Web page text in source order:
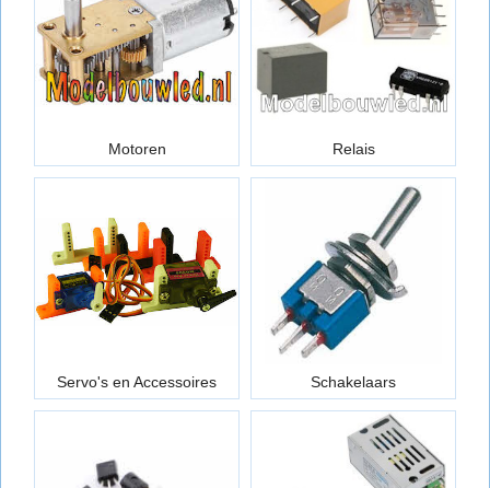
Motoren Relais
Servo's en Accessoires Schakelaars